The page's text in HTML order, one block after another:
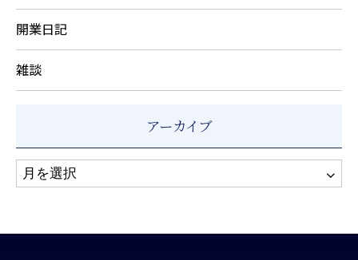
開業日記
雑談
アーカイブ